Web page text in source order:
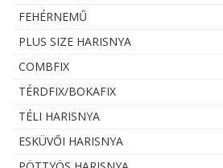
FEHÉRNEMŰ
PLUS SIZE HARISNYA
COMBFIX
TÉRDFIX/BOKAFIX
TÉLI HARISNYA
ESKÜVŐI HARISNYA